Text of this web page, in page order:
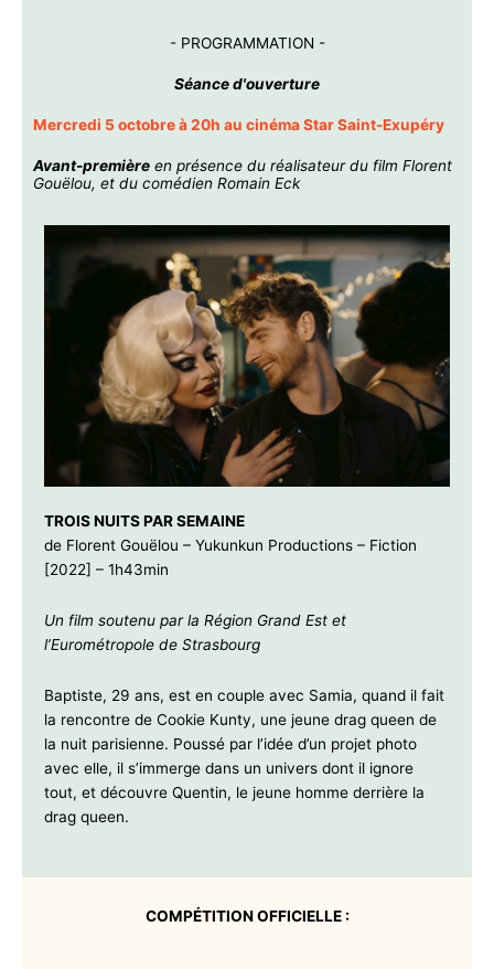
- PROGRAMMATION -
Séance d'ouverture
Mercredi 5 octobre à 20h au cinéma Star Saint-Exupéry
Avant-première en présence du réalisateur du film Florent
Gouëlou, et du comédien Romain Eck
TROIS NUITS PAR SEMAINE
de Florent Gouëlou – Yukunkun Productions – Fiction
[2022] – 1h43min
Un film soutenu par la Région Grand Est et
l’Eurométropole de Strasbourg
Baptiste, 29 ans, est en couple avec Samia, quand il fait
la rencontre de Cookie Kunty, une jeune drag queen de
la nuit parisienne. Poussé par l’idée d’un projet photo
avec elle, il s’immerge dans un univers dont il ignore
tout, et découvre Quentin, le jeune homme derrière la
drag queen.
COMPÉTITION OFFICIELLE :